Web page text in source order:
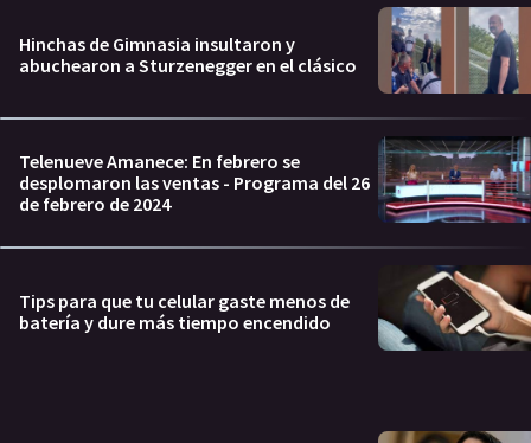
Hinchas de Gimnasia insultaron y
abuchearon a Sturzenegger en el clásico
Telenueve Amanece: En febrero se
desplomaron las ventas - Programa del 26
de febrero de 2024
Tips para que tu celular gaste menos de
batería y dure más tiempo encendido